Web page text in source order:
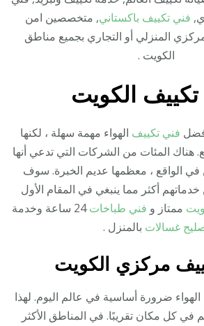
فني تكييف باكستاني, متخصصين امن
المنزلي أو التجاري بجميع مناطق
الكويت .
الكويت
فني تكييف الهواء مهمة سهلة ، لكنها
هناك المئات من الشركات التي تدعي أنها
في الواقع ، معظمها عديم الخبرة. سوف
أكثر مما ينبغي في المقام الأول
ممتاز و فني طباخات24 ساعة وخدمة
غسالات بالمنزل .
مركزي الكويت
ضرورة أساسية في عالم اليوم. لهذا
في كل مكان تقريبًا. في المناطق الأكثر